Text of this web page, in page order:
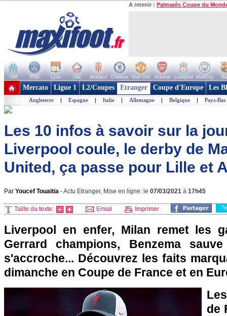
A retenir : Palmarès Coupe du
OM PSG Lyon Lille Monaco Chelsea Man Utd Arsenal Liverpool ManCity
+ de clubs
Mercato Ligue 1 L2/Coupes Etranger Coupe d'Europe Les
Angleterre | Espagne | Italie | Allemagne | Belgique | Pays-Bas
Les 10 infos à savoir sur la
Liverpool coule, le derby de
United, ça passe pour Lille et
Par Youcef Touaitia -Actu Etranger, Mise en ligne: le 07/03/2021 à 17h45
Taille du texte: Email Imprimer
Liverpool en enfer, Milan remet les
Gerrard champions, Benzema
s'accroche... Découvrez les faits
dimanche en Coupe de France et en
de